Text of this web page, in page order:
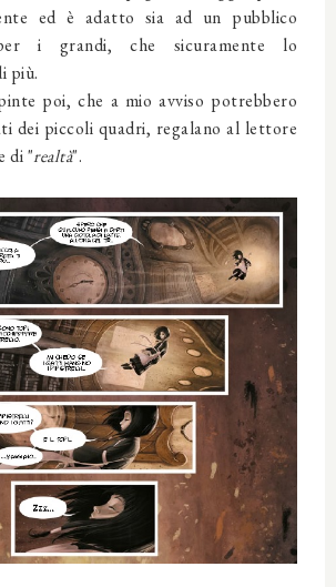
ed è adatto sia ad un pubblico
i grandi, che sicuramente lo
più.
poi, che a mio avviso potrebbero
dei piccoli quadri, regalano al lettore
di "realtà".